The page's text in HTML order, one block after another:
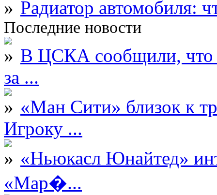
Радиатор автомобиля:
Последние новости
В ЦСКА сообщили, что
за ...
«Ман Сити» близок к
Игроку ...
«Ньюкасл Юнайтед»
«Мар�...